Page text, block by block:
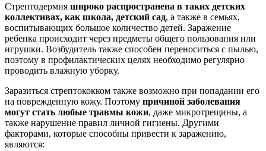
Стрептодермия широко распространена в таких детских
коллективах, как школа, детский сад, а также в семьях,
воспитывающих большое количество детей. Заражение
ребенка происходит через предметы общего пользования или
игрушки. Возбудитель также способен переноситься с пылью,
поэтому в профилактических целях необходимо регулярно
проводить влажную уборку.
Заразиться стрептококком также возможно при попадании его
на поврежденную кожу. Поэтому причиной заболевания
могут стать любые травмы кожи, даже микротрещины, а
также нарушение правил личной гигиены. Другими
факторами, которые способны привести к заражению,
являются: